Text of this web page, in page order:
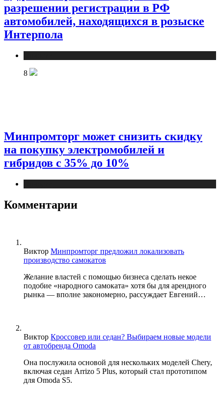
разрешении регистрации в РФ
автомобилей, находящихся в розыске
Интерпола
8
Минпромторг может снизить скидку
на покупку электромобилей и
гибридов с 35% до 10%
Комментарии
Виктор Минпромторг предложил локализовать
производство самокатов
Желание властей с помощью бизнеса сделать некое
подобие «народного самоката» хотя бы для арендного
рынка — вполне закономерно, рассуждает Евгений…
Виктор Кроссовер или седан? Выбираем новые модели
от автобренда Omoda
Она послужила основой для нескольких моделей Chery,
включая седан Arrizo 5 Plus, который стал прототипом
для Omoda S5.